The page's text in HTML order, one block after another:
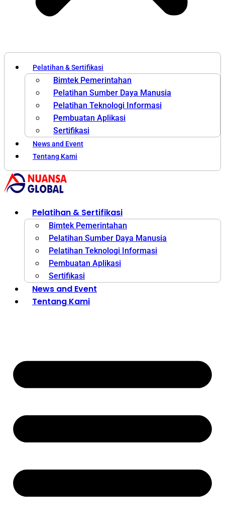
Pelatihan & Sertifikasi
Bimtek Pemerintahan
Pelatihan Sumber Daya Manusia
Pelatihan Teknologi Informasi
Pembuatan Aplikasi
Sertifikasi
News and Event
Tentang Kami
Pelatihan & Sertifikasi
Bimtek Pemerintahan
Pelatihan Sumber Daya Manusia
Pelatihan Teknologi Informasi
Pembuatan Aplikasi
Sertifikasi
News and Event
Tentang Kami